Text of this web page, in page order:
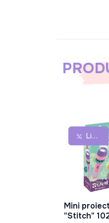
Lichidare De Stoc
În
Mini
"Stitch"